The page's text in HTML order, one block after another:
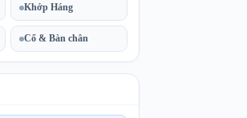
Khớp Háng
Cổ & Bàn chân